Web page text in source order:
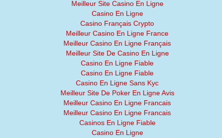
Meilleur Site Casino En Ligne
Casino En Ligne
Casino Français Crypto
Meilleur Casino En Ligne France
Meilleur Casino En Ligne Français
Meilleur Site De Casino En Ligne
Casino En Ligne Fiable
Casino En Ligne Fiable
Casino En Ligne Sans Kyc
Meilleur Site De Poker En Ligne Avis
Meilleur Casino En Ligne Francais
Meilleur Casino En Ligne Francais
Casinos En Ligne Fiable
Casino En Ligne